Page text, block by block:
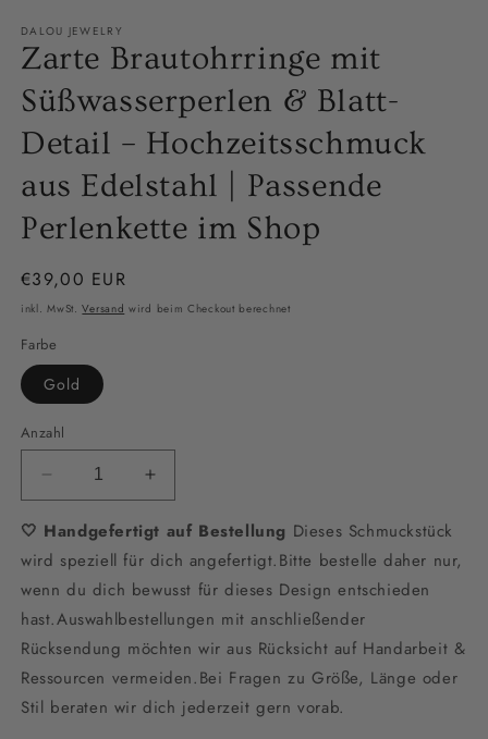
DALOU JEWELRY
Zarte Brautohrringe mit
Süßwasserperlen & Blatt-
Detail – Hochzeitsschmuck
aus Edelstahl | Passende
Perlenkette im Shop
Normaler
Preis
€39,00 EUR
inkl. MwSt.Versand wird beim Checkout berechnet
Farbe
Gold
Anzahl
Verringere
die
Menge
für
Zarte
Brautohrringe
mit
Süßwasserperlen
Blatt-
Detail
Erhöhe
die
Menge
für
Brautohrringe
mit
Süßwasserperlen
&amp;
Blatt-
Detail
🤍 Handgefertigt auf Bestellung Dieses Schmuckstück
wird speziell für dich angefertigt.Bitte bestelle daher nur,
wenn du dich bewusst für dieses Design entschieden
hast.Auswahlbestellungen mit anschließender
Rücksendung möchten wir aus Rücksicht auf Handarbeit &
Ressourcen vermeiden.Bei Fragen zu Größe, Länge oder
Stil beraten wir dich jederzeit gern vorab.